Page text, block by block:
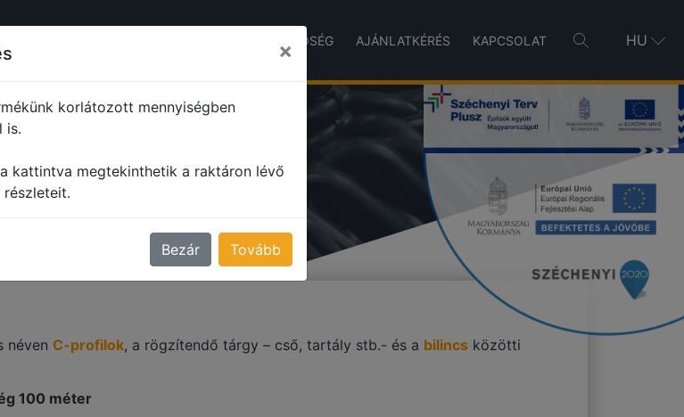
MINŐSÉG AJÁNLATKÉRÉS KAPCSOLAT HU
PROFILOK
néven C-profilok, a rögzítendő tárgy – cső, tartály stb.- és a bilincs közötti
100 méter
×
korlátozott mennyiségben
is.
kattintva megtekinthetik a raktáron lévő
Bezár Tovább